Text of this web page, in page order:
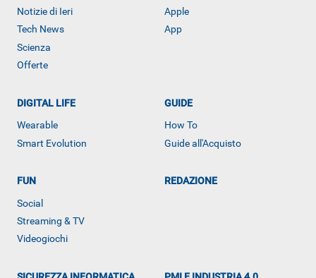
Notizie di Ieri
Tech News
Scienza
Offerte
Apple
App
DIGITAL LIFE
Wearable
Smart Evolution
GUIDE
How To
Guide all'Acquisto
FUN
Social
Streaming & TV
Videogiochi
REDAZIONE